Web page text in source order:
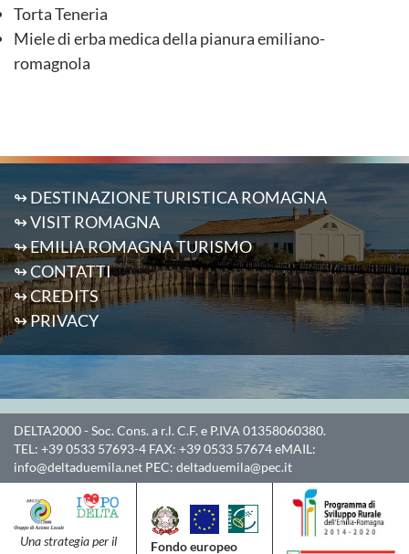
Torta Teneria
Miele di erba medica della pianura emiliano-
romagnola
↬ DESTINAZIONE TURISTICA ROMAGNA
↬ VISIT ROMAGNA
↬ EMILIA ROMAGNA TURISMO
↬ CONTATTI
↬ CREDITS
↬ PRIVACY
DELTA2000- Soc. Cons. a r.l. C.F. e P.IVA 01358060380.
TEL: +39 0533 57693-4 FAX: +39 0533 57674eMAIL:
info@deltaduemila.net PEC: deltaduemila@pec.it
Una strategia per il
Fondo europeo